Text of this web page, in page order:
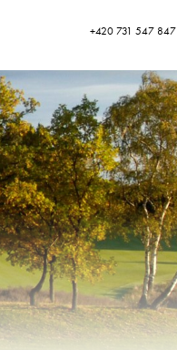
+420 731 547 847